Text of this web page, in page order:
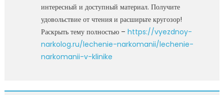
интересный и доступный материал. Получите
удовольствие от чтения и расширьте кругозор!
Раскрыть тему полностью – https://vyezdnoy-
narkolog.ru/lechenie-narkomanii/lechenie-
narkomanii-v-klinike